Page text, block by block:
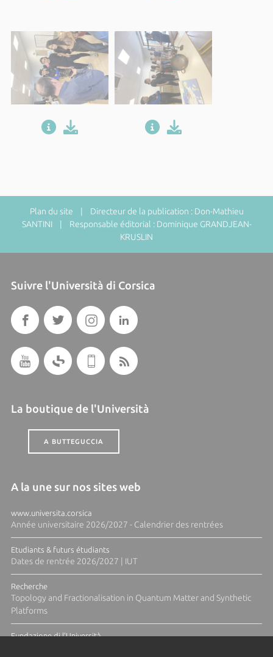
Plan du site | Directeur de la publication : Don-Mathieu
SANTINI | Responsable éditorial : Dominique GRANDJEAN-
KRUSLIN
Suivre l'Università di Corsica
La boutique de l'Università
A BUTTEGUCCIA
A la une sur nos sites web
www.universita.corsica
Année universitaire 2026/2027 - Calendrier des rentrées
Etudiants & futurs étudiants
Dates de rentrée 2026/2027 | IUT
Recherche
Topology and Fractionalisation in Quantum Matter and Synthetic
Platforms
Fundazione di l'Università